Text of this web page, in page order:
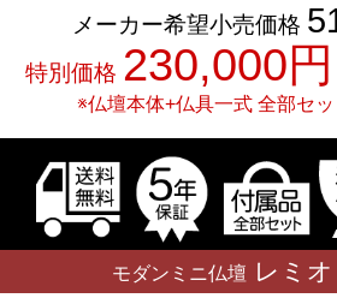
メーカー希望小売価格
特別価格 230,000円
※仏壇本体+仏具一式 全部セ
モダンミニ仏壇 レミ